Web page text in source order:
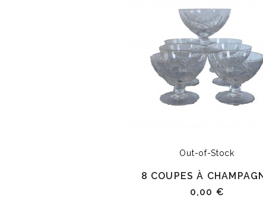
Out-of-Stock
8 COUPES À
0,00 €